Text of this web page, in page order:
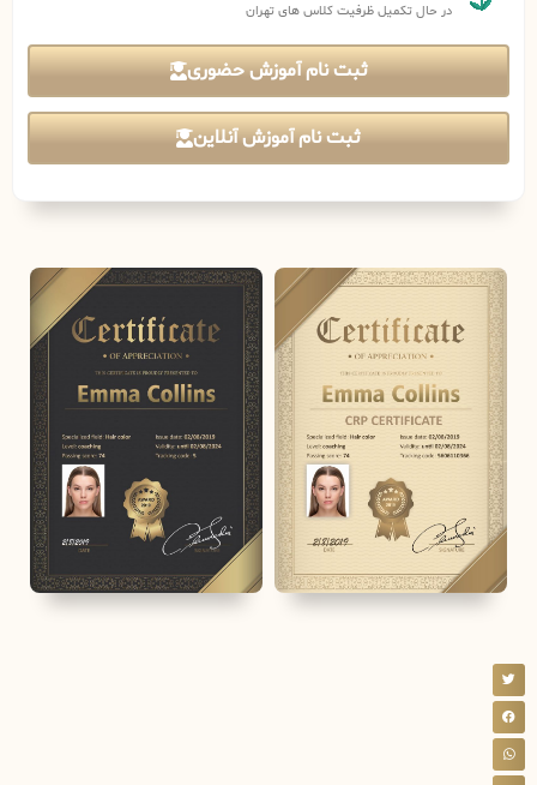
در حال تکمیل ظرفیت کلاس های تهران
ثبت نام آموزش حضوری
ثبت نام آموزش آنلاین